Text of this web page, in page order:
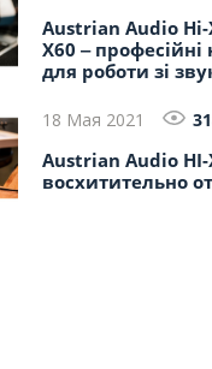
Austrian Audio Hi-
X60 ‒
для роботи зі
18 Мая 2021
Austrian Audio
восхитительно